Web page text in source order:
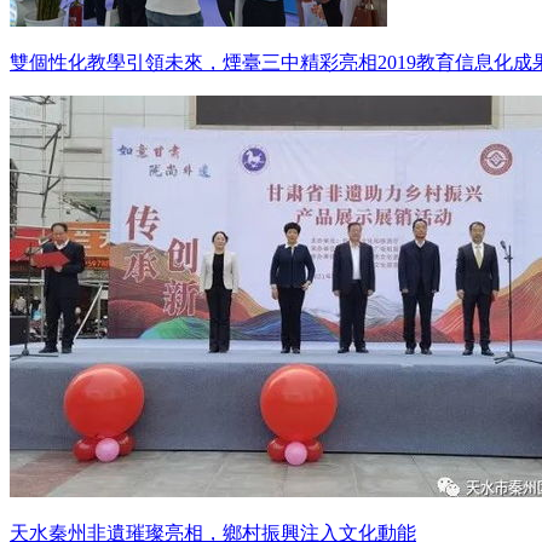
雙個性化教學引領未來，煙臺三中精彩亮相2019教育信息化成
天水秦州非遺璀璨亮相，鄉村振興注入文化動能